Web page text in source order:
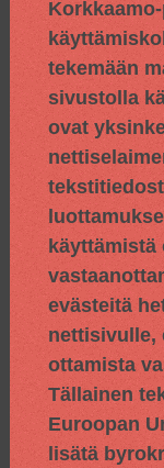
tekemään
sivustolla
ovat
käyttämistä
evästeitä
nettisivulle,
ottamista
Tällainen
Euroopan
lisätä